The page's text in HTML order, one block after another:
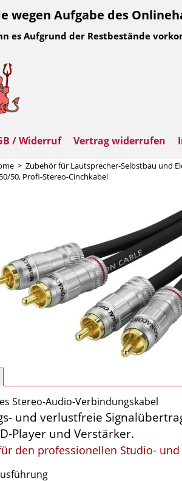
wegen Aufgabe des
es Aufgrund der Restbestände
/ Widerruf Vertrag widerrufen
> Zubehör für Lautsprecher-Selbstbau und
50, Profi-Stereo-Cinchkabel
Stereo-Audio-Verbindungskabel
und verlustfreie
Player und Verstärker.
den professionellen Studio- und